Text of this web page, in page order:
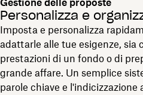
Gestione delle proposte
Personalizza e
Imposta e personalizza
adattarle alle tue esigenze, sia
prestazioni di un fondo o di
grande affare. Un semplice
parole chiave e